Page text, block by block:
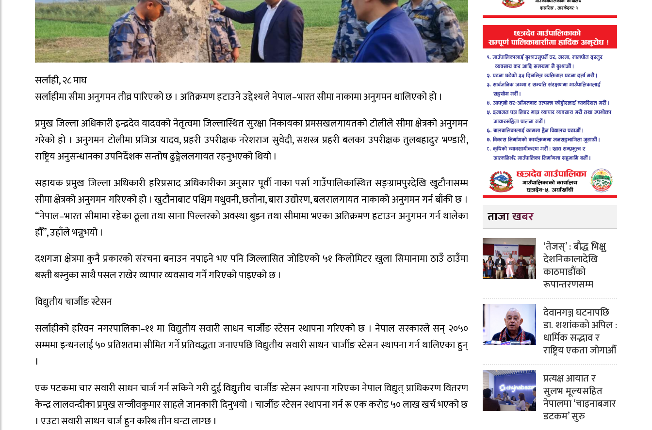
सर्लाही, २८ माघ
सर्लाहीमा सीमा अनुगमन तीव्र पारिएको छ । अतिक्रमण हटाउने उद्देश्यले नेपाल–भारत सीमा नाकामा अनुगमन थालिएको हो ।
प्रमुख जिल्ला अधिकारी इन्द्रदेव यादवको नेतृत्वमा जिल्लास्थित सुरक्षा निकायका प्रमसखलगायतको टोलीले सीमा क्षेत्रको अनुगमन
गरेको हो । अनुगमन टोलीमा प्रजिअ यादव, प्रहरी उपरीक्षक नरेशराज सुवेदी, सशस्त्र प्रहरी बलका उपरीक्षक तुलबहादुर भण्डारी,
राष्ट्रिय अनुसन्धानका उपनिर्देशक सन्तोष ढुङ्गेललगायत रहनुभएको थियो ।
सहायक प्रमुख जिल्ला अधिकारी हरिप्रसाद अधिकारीका अनुसार पूर्वी नाका पर्सा गाउँपालिकास्थित सङ्ग्रामपुरदेखि खुटौनासम्म
सीमा क्षेत्रको अनुगमन गरिएको हो । खुटौनाबाट पश्चिम मधुवनी, छतौना, बारा उद्योरण, बलरालगायत नाकाको अनुगमन गर्न बाँकी छ ।
“नेपाल–भारत सीमामा रहेका ठूला तथा साना पिल्लरको अवस्था बुझ्न तथा सीमामा भएका अतिक्रमण हटाउन अनुगमन गर्न थालेका
हौँ”, उहाँले भन्नुभयो ।
दशगजा क्षेत्रमा कुनै प्रकारको संरचना बनाउन नपाइने भए पनि जिल्लासित जोडिएको ५१ किलोमिटर खुला सिमानामा ठाउँ ठाउँमा
बस्ती बस्नुका साथै पसल राखेर व्यापार व्यवसाय गर्ने गरिएको पाइएको छ ।
विद्युतीय चार्जीङ स्टेसन
सर्लाहीको हरिवन नगरपालिका–११ मा विद्युतीय सवारी साधन चार्जीङ स्टेसन स्थापना गरिएको छ । नेपाल सरकारले सन् २०५०
सम्ममा इन्धनलाई ५० प्रतिशतमा सीमित गर्ने प्रतिवद्धता जनाएपछि विद्युतीय सवारी साधन चार्जीङ स्टेसन स्थापना गर्न थालिएका हुन्
।
एक पटकमा चार सवारी साधन चार्ज गर्न सकिने गरी दुई विद्युतीय चार्जीङ स्टेसन स्थापना गरिएका नेपाल विद्युत् प्राधिकरण वितरण
केन्द्र लालवन्दीका प्रमुख सन्जीवकुमार साहले जानकारी दिनुभयो । चार्जीङ स्टेसन स्थापना गर्न रू एक करोड ५० लाख खर्च भएको छ
। एउटा सवारी साधन चार्ज हुन करिब तीन घन्टा लाग्छ ।
ताजा खबर
‘तेजस्’ : बौद्ध भिक्षु
देशनिकालादेखि
काठमाडौंको
रूपान्तरणसम्म
देवानगञ्ज घटनापछि
डा. शशांककाे अपिल :
धार्मिक सद्भाव र
राष्ट्रिय एकता जोगाऔँ
प्रत्यक्ष आयात र
सुलभ मूल्यसहित
नेपालमा ‘चाइनाबजार
डटकम’ सुरु